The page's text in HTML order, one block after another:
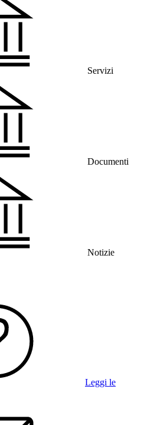
Servizi
Documenti
Notizie
Leggi le